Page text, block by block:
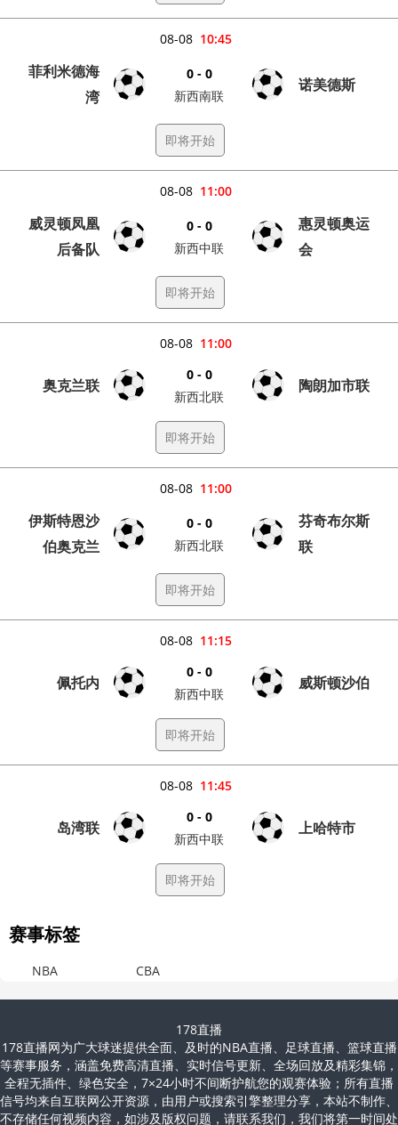
10:45
08-08
菲利米德海
湾
0 - 0
新西南联
诺美德斯
即将开始
11:00
08-08
威灵顿凤凰
后备队
0 - 0
新西中联
惠灵顿奥运
会
即将开始
11:00
08-08
奥克兰联
0 - 0
新西北联
陶朗加市联
即将开始
11:00
08-08
伊斯特恩沙
伯奥克兰
0 - 0
新西北联
芬奇布尔斯
联
即将开始
11:15
08-08
佩托内
0 - 0
新西中联
威斯顿沙伯
即将开始
11:45
08-08
岛湾联
0 - 0
新西中联
上哈特市
即将开始
赛事标签
NBA CBA
178直播
178直播网为广大球迷提供全面、及时的NBA直播、足球直播、篮球直播
等赛事服务，涵盖免费高清直播、实时信号更新、全场回放及精彩集锦，
全程无插件、绿色安全，7×24小时不间断护航您的观赛体验；所有直播
信号均来自互联网公开资源，由用户或搜索引擎整理分享，本站不制作、
不存储任何视频内容，如涉及版权问题，请联系我们，我们将第一时间处